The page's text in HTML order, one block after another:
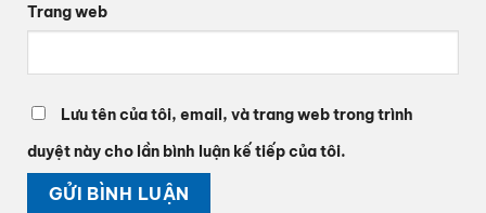
Trang web
Lưu tên của tôi, email, và trang web trong trình
duyệt này cho lần bình luận kế tiếp của tôi.